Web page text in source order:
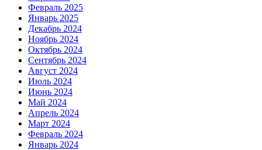
Февраль 2025
Январь 2025
Декабрь 2024
Ноябрь 2024
Октябрь 2024
Сентябрь 2024
Август 2024
Июль 2024
Июнь 2024
Май 2024
Апрель 2024
Март 2024
Февраль 2024
Январь 2024